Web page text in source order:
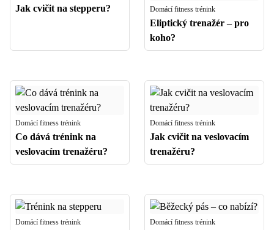
Jak cvičit na stepperu? Domácí fitness trénink
Eliptický trenažér – pro
koho?
Domácí fitness trénink
Co dává trénink na
veslovacím trenažéru?
Domácí fitness trénink
Jak cvičit na veslovacím
trenažéru?
Domácí fitness trénink Domácí fitness trénink